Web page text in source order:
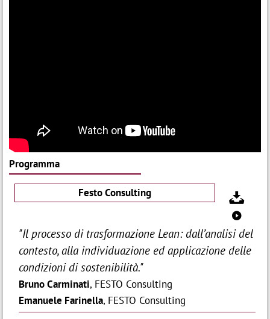
Programma
Festo Consulting
"Il processo di trasformazione Lean: dall’analisi del
contesto, alla individuazione ed applicazione delle
condizioni di sostenibilità."
Bruno Carminati, FESTO Consulting
Emanuele Farinella, FESTO Consulting

0